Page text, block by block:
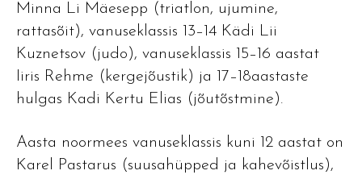
Minna Li Mäesepp (triatlon, ujumine,
rattasõit), vanuseklassis 13–14 Kädi Lii
Kuznetsov (judo), vanuseklassis 15–16 aastat
Iiris Rehme (kergejõustik) ja 17–18aastaste
hulgas Kadi Kertu Elias (jõutõstmine).
Aasta noormees vanuseklassis kuni 12 aastat on
Karel Pastarus (suusahüpped ja kahevõistlus),